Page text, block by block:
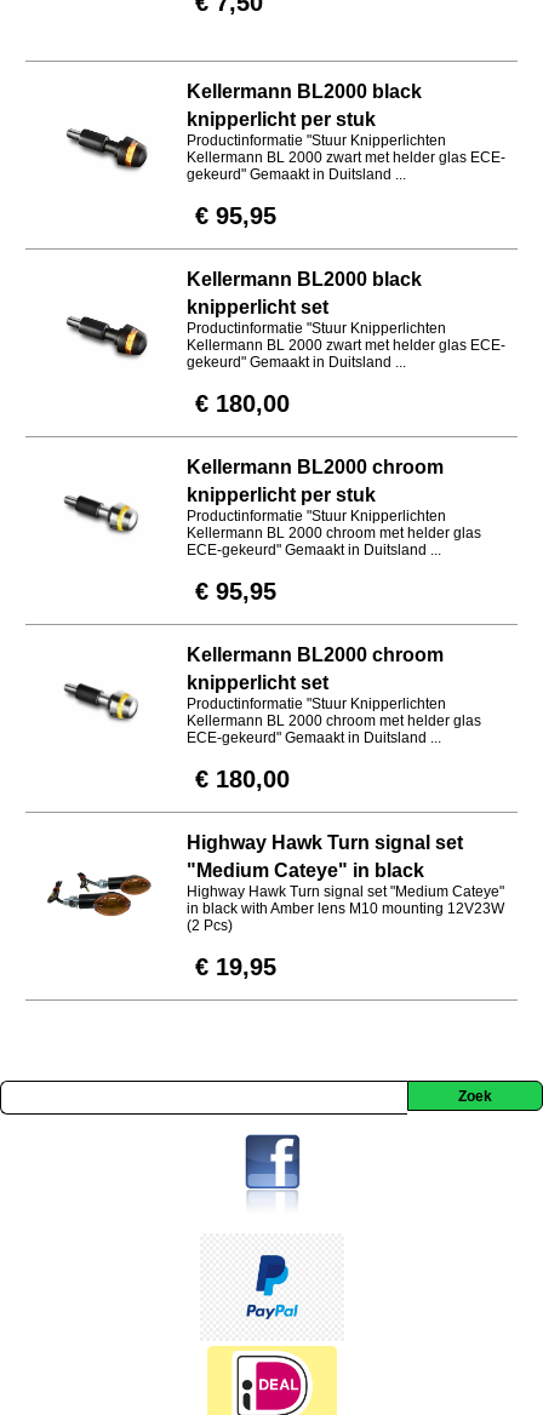
Kellermann BL2000 black
knipperlicht per stuk
Productinformatie "Stuur Knipperlichten
Kellermann BL 2000 zwart met helder glas ECE-
gekeurd" Gemaakt in Duitsland ...
€ 95,95
Kellermann BL2000 black
knipperlicht set
Productinformatie "Stuur Knipperlichten
Kellermann BL 2000 zwart met helder glas ECE-
gekeurd" Gemaakt in Duitsland ...
€ 180,00
Kellermann BL2000 chroom
knipperlicht per stuk
Productinformatie "Stuur Knipperlichten
Kellermann BL 2000 chroom met helder glas
ECE-gekeurd" Gemaakt in Duitsland ...
€ 95,95
Kellermann BL2000 chroom
knipperlicht set
Productinformatie "Stuur Knipperlichten
Kellermann BL 2000 chroom met helder glas
ECE-gekeurd" Gemaakt in Duitsland ...
€ 180,00
Highway Hawk Turn signal set
"Medium Cateye" in black
Highway Hawk Turn signal set "Medium Cateye"
in black with Amber lens M10 mounting 12V23W
(2 Pcs)
€ 19,95